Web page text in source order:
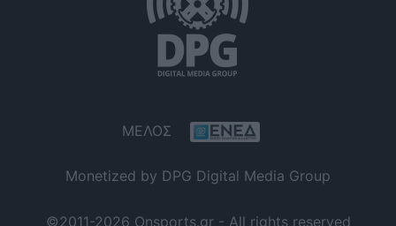
ΜΕΛΟΣ
Monetized by DPG Digital Media Group
©2011-2026 Onsports.gr - All rights reserved